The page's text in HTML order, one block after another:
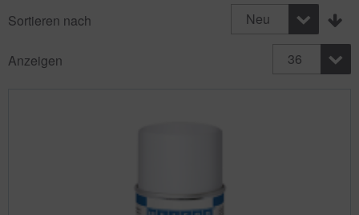
Sortieren nach Neu
Anzeigen 36